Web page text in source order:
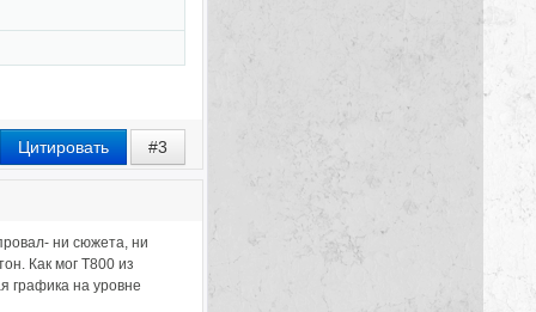
Цитировать #3
ни сюжета, ни
Как мог Т800 из
графика на уровне